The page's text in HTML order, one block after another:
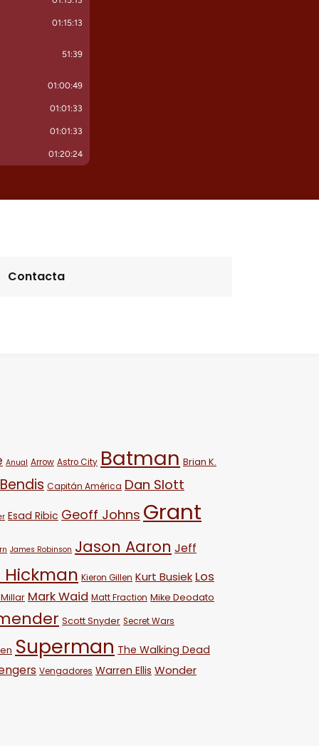
Contacta
Anual Arrow Astro City Batman Brian K.
Capitán América Dan Slott
Esad Ribic Geoff Johns Grant
James Robinson Jason Aaron Jeff
Kieron Gillen Kurt Busiek Los
Mark Waid Matt Fraction Mike Deodato
Scott Snyder Secret Wars
Superman The Walking Dead
Vengadores Warren Ellis Wonder